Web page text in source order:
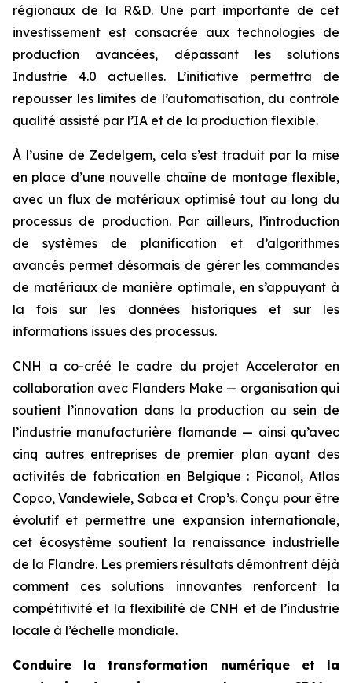
régionaux de la R&D. Une part importante de cet
investissement est consacrée aux technologies de
production avancées, dépassant les solutions
Industrie 4.0 actuelles. L’initiative permettra de
repousser les limites de l’automatisation, du contrôle
qualité assisté par l’IA et de la production flexible.
À l’usine de Zedelgem, cela s’est traduit par la mise
en place d’une nouvelle chaîne de montage flexible,
avec un flux de matériaux optimisé tout au long du
processus de production. Par ailleurs, l’introduction
de systèmes de planification et d’algorithmes
avancés permet désormais de gérer les commandes
de matériaux de manière optimale, en s’appuyant à
la fois sur les données historiques et sur les
informations issues des processus.
CNH a co-créé le cadre du projet Accelerator en
collaboration avec Flanders Make — organisation qui
soutient l’innovation dans la production au sein de
l’industrie manufacturière flamande — ainsi qu’avec
cinq autres entreprises de premier plan ayant des
activités de fabrication en Belgique : Picanol, Atlas
Copco, Vandewiele, Sabca et Crop’s. Conçu pour être
évolutif et permettre une expansion internationale,
cet écosystème soutient la renaissance industrielle
de la Flandre. Les premiers résultats démontrent déjà
comment ces solutions innovantes renforcent la
compétitivité et la flexibilité de CNH et de l’industrie
locale à l’échelle mondiale.
Conduire la transformation numérique et la